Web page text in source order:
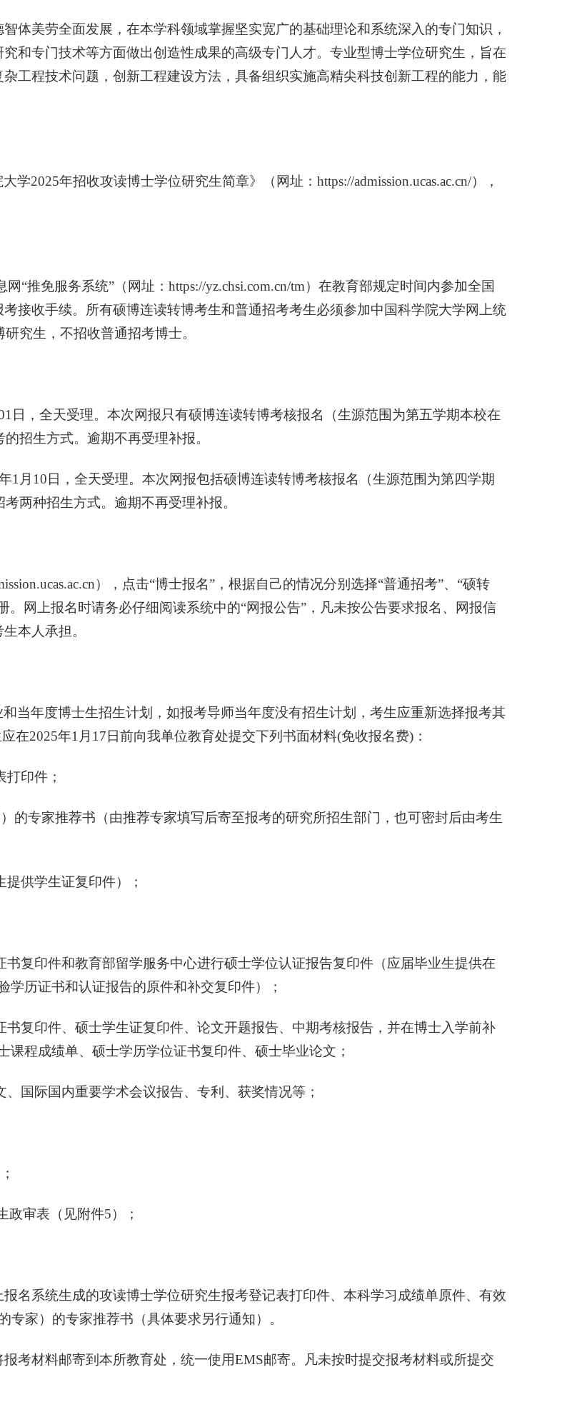
美劳全面发展，在本学科领域掌握坚实宽广的基础理论和系统深入的专门知识，
和专门技术等方面做出创造性成果的高级专门人才。专业型博士学位研究生，旨在
工程技术问题，创新工程建设方法，具备组织实施高精尖科技创新工程的能力，能
学2025年招收攻读博士学位研究生简章》（网址： https://admission.ucas.ac.cn/），
“推免服务系统”（网址： https://yz.chsi.com.cn/tm）在教育部规定时间内参加全国
接收手续。所有硕博连读转博考生和普通招考考生必须参加中国科学院大学网上统
究生，不招收普通招考博士。
日，全天受理。本次网报只有硕博连读转博考核报名（生源范围为第五学期本校在
招生方式。逾期不再受理补报。
1 月 10 日，全天受理。本次网报包括硕博连读转博考核报名（生源范围为第四学期
两种招生方式。逾期不再受理补报。
）
，点击“博士报名”，根据自己的情况分别选择“普通招考”、“硕转
网上报名时请务必仔细阅读系统中的“网报公告”，凡未按公告要求报名、网报信
本人承担。
当年度博士生招生计划，如报考导师当年度没有招生计划，考生应重新选择报考其
在2025年1 月 17 日前向我单位教育处提交下列书面材料(免收报名费)：
印件；
的专家推荐书（由推荐专家填写后寄至报考的研究所招生部门，也可密封后由考生
供学生证复印件）；
复印件和教育部留学服务中心进行硕士学位认证报告复印件（应届毕业生提供在
历证书和认证报告的原件和补交复印件）；
复印件、硕士学生证复印件、论文开题报告、中期考核报告，并在博士入学前补
程成绩单、硕士学历学位证书复印件、硕士毕业论文；
国际国内重要学术会议报告、专利、获奖情况等；
政审表（见附件5）；
系统生成的攻读博士学位研究生报考登记表打印件、本科学习成绩单原件、有效
专家）的专家推荐书（具体要求另行通知）。
考材料邮寄到本所教育处，统一使用EMS邮寄。凡未按时提交报考材料或所提交